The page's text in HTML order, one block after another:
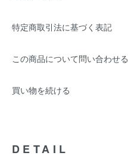
特定商取引法に基づく表記
この商品について問い合わせる
買い物を続ける
DETAIL